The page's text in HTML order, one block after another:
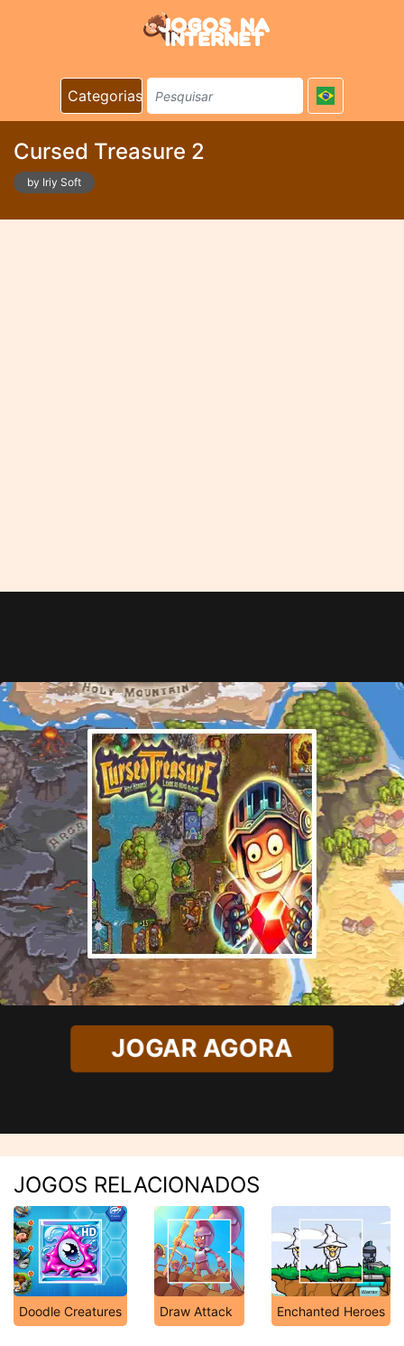
Categorias
Cursed Treasure 2
by Iriy Soft
JOGAR AGORA
JOGOS RELACIONADOS
Doodle Creatures Draw Attack Enchanted Heroes